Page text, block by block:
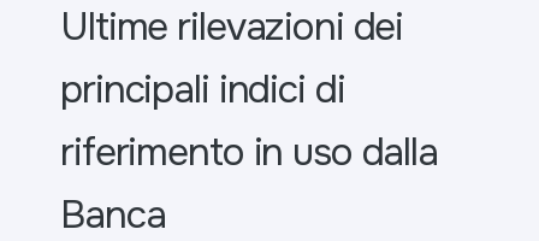
Ultime rilevazioni dei
principali indici di
riferimento in uso dalla
Banca